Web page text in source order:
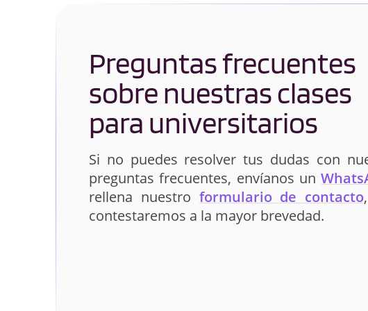
Preguntas frecuentes
sobre nuestras clases
para universitarios
Si no puedes resolver tus dudas con
preguntas frecuentes, envíanos un
rellena nuestro formulario de contacto
contestaremos a la mayor brevedad.